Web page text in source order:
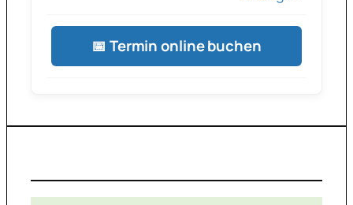
📅 Termin online buchen